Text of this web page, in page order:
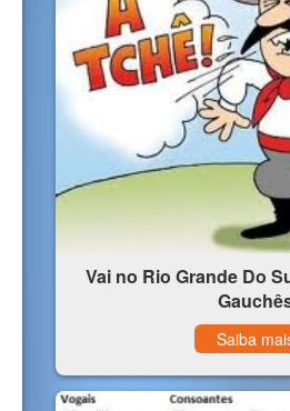
Vai no Rio Grande Do
Saiba